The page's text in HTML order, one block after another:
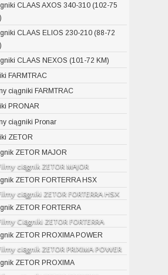
CLAAS AXOS 340-310 (102-75
CLAAS ELIOS 230-210 (88-72
CLAAS NEXOS (101-72 KM)
FARMTRAC
ciągniki FARMTRAC
PRONAR
ciągniki Pronar
ZETOR
ZETOR MAJOR
ciągnik ZETOR MAJOR
ZETOR FORTERRA HSX
ciągniki ZETOR FORTERRA HSX
ZETOR FORTERRA
Ciągniki ZETOR FORTERRA
ZETOR PROXIMA POWER
ciągnik ZETOR PRIXIMA POWER
ZETOR PROXIMA